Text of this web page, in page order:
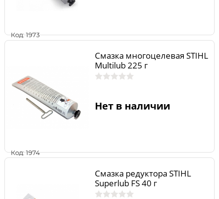
Код: 1973
Код: 1974
Смазка многоцелевая STIHL
Multilub 225 г
Нет в наличии
Смазка редуктора STIHL
Superlub FS 40 г